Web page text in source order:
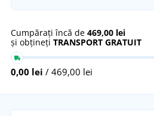
Cumpărați încă de 469,00 lei
și obțineți TRANSPORT GRATUIT
0,00 lei / 469,00 lei